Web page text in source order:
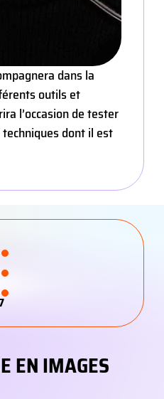
dans la
outils et
l’occasion de tester
dont il est
EN IMAGES